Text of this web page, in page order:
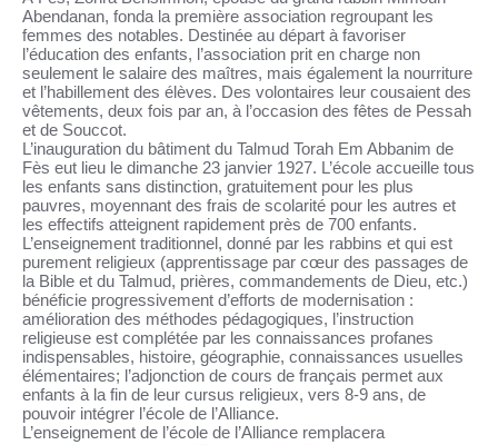
Abendanan, fonda la première association regroupant les
femmes des notables. Destinée au départ à favoriser
l’éducation des enfants, l’association prit en charge non
seulement le salaire des maîtres, mais également la nourriture
et l’habillement des élèves. Des volontaires leur cousaient des
vêtements, deux fois par an, à l’occasion des fêtes de Pessah
et de Souccot.
L’inauguration du bâtiment du Talmud Torah Em Abbanim de
Fès eut lieu le dimanche 23 janvier 1927. L’école accueille tous
les enfants sans distinction, gratuitement pour les plus
pauvres, moyennant des frais de scolarité pour les autres et
les effectifs atteignent rapidement près de 700 enfants.
L’enseignement traditionnel, donné par les rabbins et qui est
purement religieux (apprentissage par cœur des passages de
la Bible et du Talmud, prières, commandements de Dieu, etc.)
bénéficie progressivement d’efforts de modernisation :
amélioration des méthodes pédagogiques, l’instruction
religieuse est complétée par les connaissances profanes
indispensables, histoire, géographie, connaissances usuelles
élémentaires; l’adjonction de cours de français permet aux
enfants à la fin de leur cursus religieux, vers 8-9 ans, de
pouvoir intégrer l’école de l’Alliance.
L’enseignement de l’école de l’Alliance remplacera